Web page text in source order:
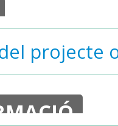
projecte